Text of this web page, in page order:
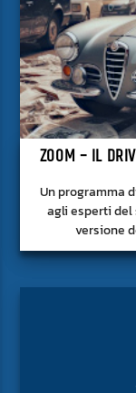
ZOOM – IL
Un programma
agli esperti
versione